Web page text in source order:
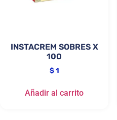
INSTACREM SOBRES X
100
$1
Añadir al carrito